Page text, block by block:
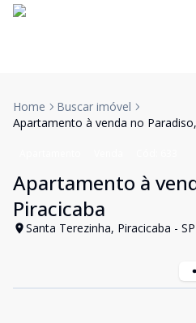
Home
Buscar imóvel
Apartamento à venda no
Apartamento à
Piracicaba
Santa Terezinha, Piracicaba - SP